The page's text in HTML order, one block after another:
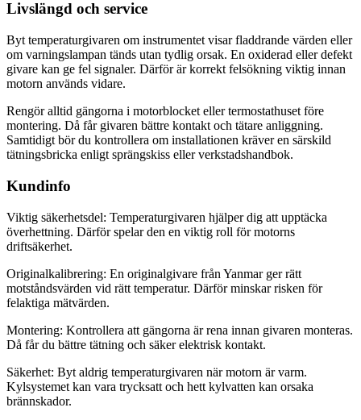
Livslängd och service
Byt temperaturgivaren om instrumentet visar fladdrande värden eller
om varningslampan tänds utan tydlig orsak. En oxiderad eller defekt
givare kan ge fel signaler. Därför är korrekt felsökning viktig innan
motorn används vidare.
Rengör alltid gängorna i motorblocket eller termostathuset före
montering. Då får givaren bättre kontakt och tätare anliggning.
Samtidigt bör du kontrollera om installationen kräver en särskild
tätningsbricka enligt sprängskiss eller verkstadshandbok.
Kundinfo
Viktig säkerhetsdel: Temperaturgivaren hjälper dig att upptäcka
överhettning. Därför spelar den en viktig roll för motorns
driftsäkerhet.
Originalkalibrering: En originalgivare från Yanmar ger rätt
motståndsvärden vid rätt temperatur. Därför minskar risken för
felaktiga mätvärden.
Montering: Kontrollera att gängorna är rena innan givaren monteras.
Då får du bättre tätning och säker elektrisk kontakt.
Säkerhet: Byt aldrig temperaturgivaren när motorn är varm.
Kylsystemet kan vara trycksatt och hett kylvatten kan orsaka
brännskador.